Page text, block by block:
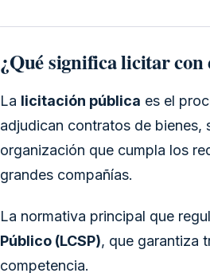
¿Qué significa licitar con
La licitación pública es el
adjudican contratos de bienes,
organización que cumpla los
grandes compañías.
La normativa principal que
Público (LCSP), que garantiza
competencia.